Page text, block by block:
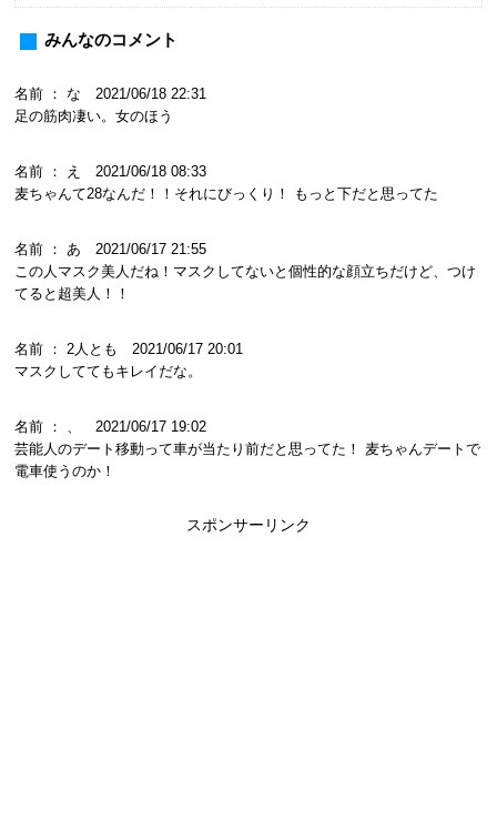
みんなのコメント
名前 ： な 2021/06/18 22:31
足の筋肉凄い。女のほう
名前 ： え 2021/06/18 08:33
麦ちゃんて28なんだ！！それにびっくり！ もっと下だと思ってた
名前 ： あ 2021/06/17 21:55
この人マスク美人だね！マスクしてないと個性的な顔立ちだけど、つけ
てると超美人！！
名前 ： 2人とも 2021/06/17 20:01
マスクしててもキレイだな。
名前 ： 、 2021/06/17 19:02
芸能人のデート移動って車が当たり前だと思ってた！ 麦ちゃんデートで
電車使うのか！
スポンサーリンク